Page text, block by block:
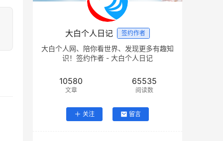
大白个人日记 签约作者
大白个人网、陪你看世界、发现更多有趣知
识！签约作者 - 大白个人日记
10580
文章
65535
阅读数
关注 留言